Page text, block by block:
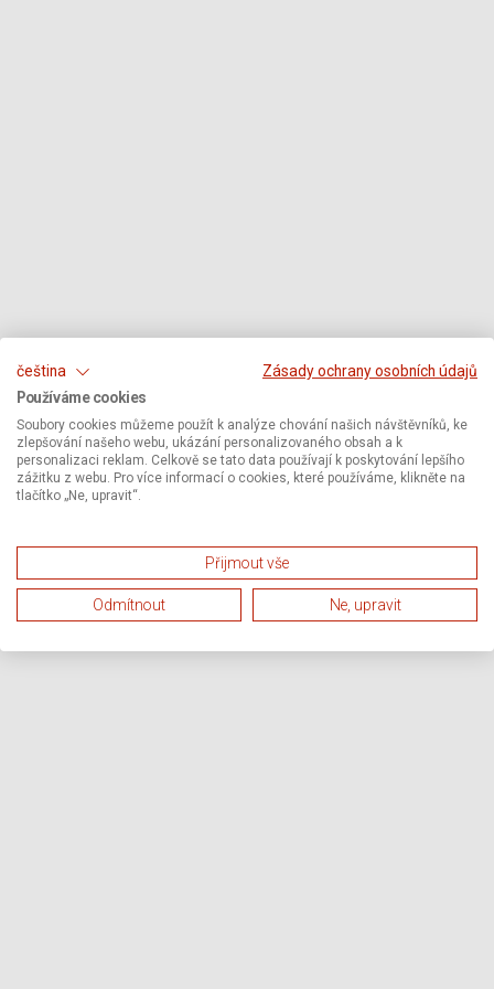
čeština
Zásady ochrany osobních údajů
Používáme cookies
Soubory cookies můžeme použít k analýze chování našich návštěvníků, ke
zlepšování našeho webu, ukázání personalizovaného obsah a k
personalizaci reklam. Celkově se tato data používají k poskytování lepšího
zážitku z webu. Pro více informací o cookies, které používáme, klikněte na
tlačítko „Ne, upravit“.
Přijmout vše
Odmítnout Ne, upravit